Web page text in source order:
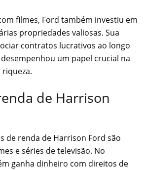
filmes, Ford também investiu em
propriedades valiosas. Sua
contratos lucrativos ao longo
um papel crucial na
de Harrison
de renda de Harrison Ford são
e séries de televisão. No
ganha dinheiro com direitos de